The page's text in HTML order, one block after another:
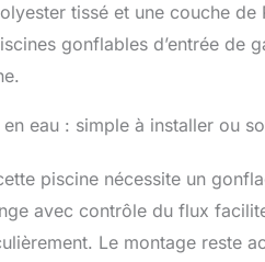
tissé et une couche
gonflables d’entrée de
eau : simple à installer ou
piscine nécessite un
avec contrôle du flux
Le montage reste